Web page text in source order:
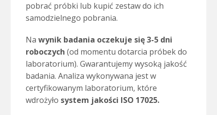
pobrać próbki lub kupić zestaw do ich
samodzielnego pobrania.
Na wynik badania oczekuje się 3-5 dni
roboczych (od momentu dotarcia próbek do
laboratorium). Gwarantujemy wysoką jakość
badania. Analiza wykonywana jest w
certyfikowanym laboratorium, które
wdrożyło system jakości ISO 17025.